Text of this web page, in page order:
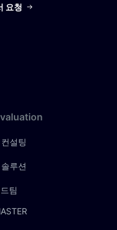
요청
설팅
루션
팀